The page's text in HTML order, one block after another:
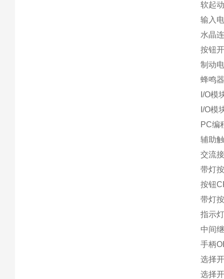
软起
输入
水晶
按钮
制动
蜂鸣
I/O模
I/O模
PC编
辅助
交流
带灯
按钮
带灯
指示
中间
手柄
选择
选择